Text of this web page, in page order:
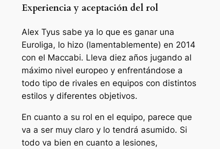
Experiencia y aceptación del rol
Alex Tyus sabe ya lo que es ganar una
Euroliga, lo hizo (lamentablemente) en 2014
con el Maccabi. Lleva diez años jugando al
máximo nivel europeo y enfrentándose a
todo tipo de rivales en equipos con distintos
estilos y diferentes objetivos.
En cuanto a su rol en el equipo, parece que
va a ser muy claro y lo tendrá asumido. Si
todo va bien en cuanto a lesiones,